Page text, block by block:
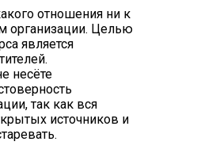
отношения ни к
организации. Целью
является
несёте
так как вся
источников и